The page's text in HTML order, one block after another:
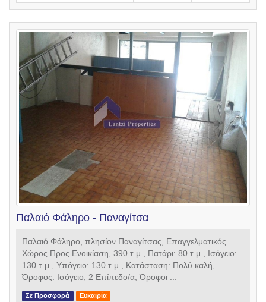
Παλαιό Φάληρο - Παναγίτσα
Παλαιό Φάληρο, πλησίον Παναγίτσας, Επαγγελματικός
Χώρος Προς Ενοικίαση, 390 τ.μ., Πατάρι: 80 τ.μ., Ισόγειο:
130 τ.μ., Υπόγειο: 130 τ.μ., Κατάσταση: Πολύ καλή,
Όροφος: Ισόγειο, 2 Επίπεδο/α, Όροφοι ...
Σε Προσφορά Ευκαιρία